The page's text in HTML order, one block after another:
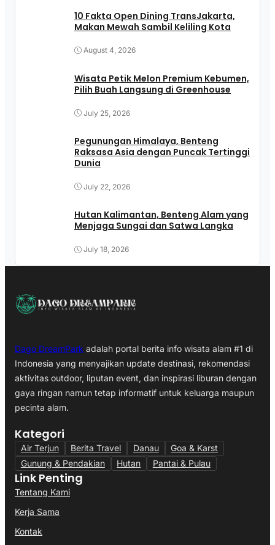
10 Fakta Open Dining TransJakarta,
Makan Mewah Sambil Keliling Kota
August 4, 2026
Wisata Petik Melon Premium Kebumen,
Pilih Buah Langsung di Greenhouse
July 25, 2026
Pegunungan Himalaya, Benteng
Raksasa Asia dengan Puncak Tertinggi
Dunia
July 22, 2026
Hutan Kalimantan, Benteng Alam yang
Menjaga Sungai dan Satwa Langka
July 18, 2026
Dago DreamPark adalah portal berita info wisata alam #1 di
Indonesia yang menyajikan update destinasi, rekomendasi
aktivitas outdoor, liputan event, dan inspirasi liburan dengan
gaya ringan namun tetap informatif untuk keluarga maupun
pecinta alam.
Kategori
Air Terjun Berita Travel Danau
Goa & Karst
Gunung & Pendakian
Hutan Pantai & Pulau
Link Penting
Tentang Kami
Kerja Sama
Kontak